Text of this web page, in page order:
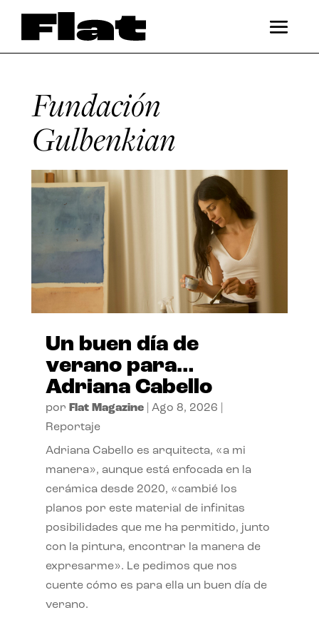
Fundación
Gulbenkian
Un buen día de
verano para…
Adriana Cabello
por Flat Magazine| Ago 8, 2026
Reportaje
Adriana Cabello es arquitecta, «a mi
manera», aunque está enfocada en la
cerámica desde 2020, «cambié los
planos por este material de infinitas
posibilidades que me ha permitido, junto
con la pintura, encontrar la manera de
expresarme». Le pedimos que nos
cuente cómo es para ella un buen día de
verano.